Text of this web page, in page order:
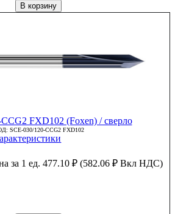
В корзину
FXD102 (Foxen) / сверло
SCE-030/120-CCG2 FXD102
за 1 ед. 477.10 ₽ (582.06 ₽ Вкл НДС)